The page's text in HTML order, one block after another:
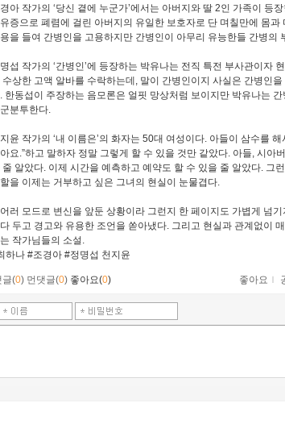
아 작가의 ‘당신 곁에 누군가’에서는 아버지와 딸 2인 가족이 등
증으로 폐렴에 걸린 아버지의 유일한 보호자로 단 며칠만에 몸
을 들여 간병인을 고용하지만 간병인이 아무리 유능한들 간병의
섭 작가의 ‘간병인’에 등장하는 박유나는 전직 특전 부사관이자
수상한 고액 알바를 수락하는데, 말이 간병인이지 사실은 간병인
한동섭이 주장하는 음모론은 얼핏 망상처럼 보이지만 박유나는
분투한다.
윤 작가의 ‘내 이름은’의 화자는 50대 여성이다. 아들이 삼수를
요.”하고 말하자 정말 그렇게 할 수 있을 것만 같았다. 아들, 시아
줄 알았다. 이제 시간을 예측하고 예약도 할 수 있을 줄 알았다. 그
을 이제는 거부하고 싶은 그녀의 현실이 눈물겹다.
러 모드로 변신을 앞둔 상황이라 그런지 한 페이지도 가볍게 넘
두고 경고와 유용한 조언을 쏟아냈다. 그리고 현실과 관계없이
작가님들의 소설.
하나 #조경아 #정명섭 천지윤
글(0) 먼댓글(0) 좋아요(0) 좋아요 ｌ